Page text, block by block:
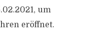
um
eröffnet.